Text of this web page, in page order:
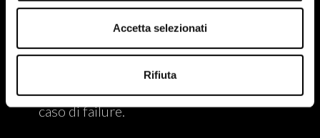
Accetta selezionati
Rifiuta
servizi.
scalabilità.
Garantire l'auto-riparazione dei servizi in
caso di failure.